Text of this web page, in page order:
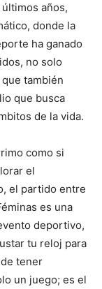
años,
donde la
ha ganado
no solo
también
que busca
de la vida.
como si
el
el partido entre
es una
deportivo,
tu reloj para
tener
un juego; es el